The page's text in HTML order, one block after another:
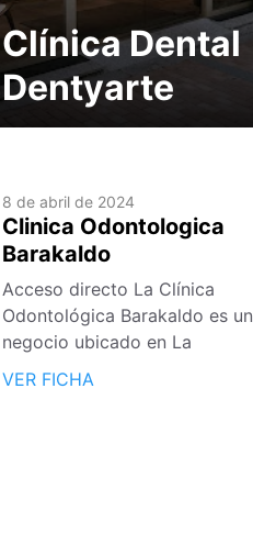
Clínica Dental
Dentyarte
8 de abril de 2024
Clinica Odontologica
Barakaldo
Acceso directo La Clínica
Odontológica Barakaldo es un
negocio ubicado en La
VER FICHA